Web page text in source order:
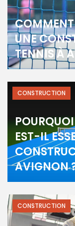
COMMENT
UNE
TENNIS À
EST-IL
AVIGNON
CONSTRUCTION
CONSTRUCTION